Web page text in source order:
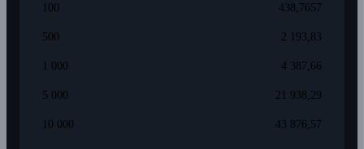
100 438,7657
500 2 193,83
1 000 4 387,66
5 000 21 938,29
10 000 43 876,57